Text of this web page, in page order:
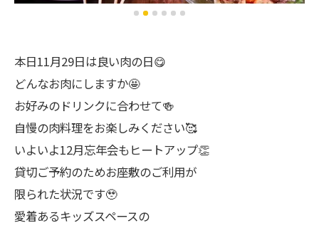
本日11月29日は良い肉の日😋
どんなお肉にしますか🤩
お好みのドリンクに合わせて🍻
自慢の肉料理をお楽しみください🥰
いよいよ12月忘年会もヒートアップ👏
貸切ご予約のためお座敷のご利用が
限られた状況です🥹
愛着あるキッズスペースの